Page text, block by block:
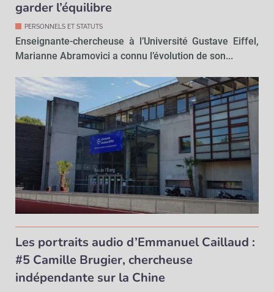
garder l’équilibre
PERSONNELS ET STATUTS
Enseignante-chercheuse à l’Université Gustave Eiffel,
Marianne Abramovici a connu l’évolution de son...
Les portraits audio d’Emmanuel Caillaud :
#5 Camille Brugier, chercheuse
indépendante sur la Chine